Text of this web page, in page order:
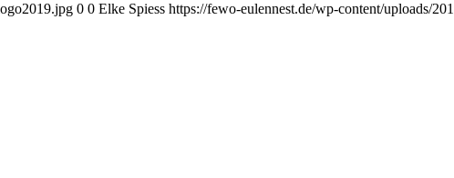
0 0 Elke Spiess https://fewo-eulennest.de/wp-content/uploads/